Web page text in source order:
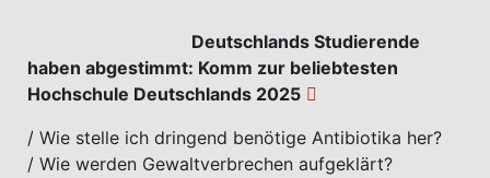
Deutschlands Studierende
haben abgestimmt: Komm zur beliebtesten
Hochschule Deutschlands 2025
/ Wie stelle ich dringend benötige Antibiotika her?
/ Wie werden Gewaltverbrechen aufgeklärt?